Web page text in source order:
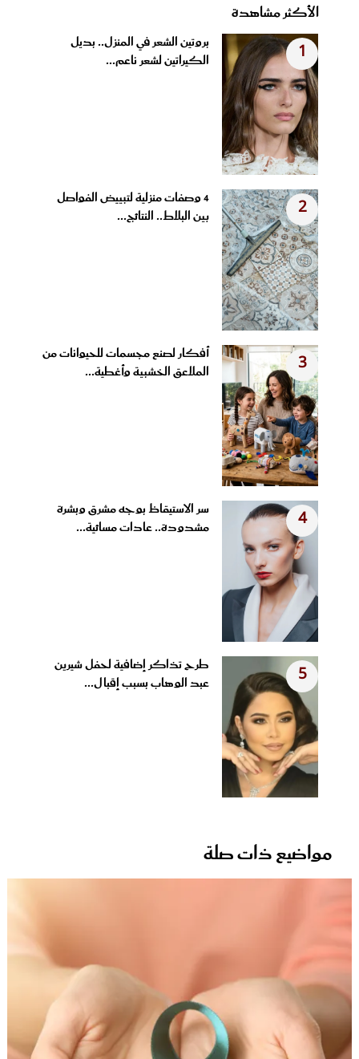
الأكثر مشاهدة
1
بروتين الشعر في المنزل.. بديل
الكيراتين لشعر ناعم...
2
4 وصفات منزلية لتبييض الفواصل
بين البلاط.. النتائج...
3
أفكار لصنع مجسمات للحيوانات من
الملاعق الخشبية وأغطية...
4
سر الاستيقاظ بوجه مشرق وبشرة
مشدودة.. عادات مسائية...
5
طرح تذاكر إضافية لحفل شيرين
عبد الوهاب بسبب إقبال...
مواضيع ذات صلة